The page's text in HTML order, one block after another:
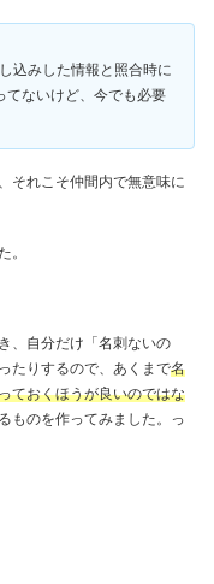
込みした情報と照合時に
てないけど、今でも必要
それこそ仲間内で無意味に
。
、自分だけ「名刺ないの
たりするので、あくまで名
ておくほうが良いのではな
ものを作ってみました。っ